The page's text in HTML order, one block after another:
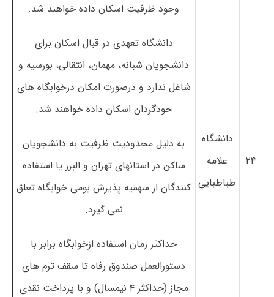
۲۴
دانشگاه
علامه
طباطبایی
وجود ظرفیت اسکان داده خواهند شد.
دانشگاه تعهدی در قبال اسکان برای
دانشجویان شبانه، مهمان، انتقالی، بورسیه و
شاغل ندارد و درصورت امکان درخوابگاه های
خودگردان اسکان داده خواهند شد.
به دلیل محدودیت ظرفیت به دانشجویان
ساکن در استانهای تهران و البرز یا استفاده
کنندگان از سهمیه پذیرش بومی خوابگاه تعلق
نمی گیرد.
حداکثر زمان استفاده ازخوابگاه برابر با
دستورالعمل صندوق رفاه تا سقف ترم های
مجاز (حداکثر ۴ نیمسال) و با پرداخت نقدی